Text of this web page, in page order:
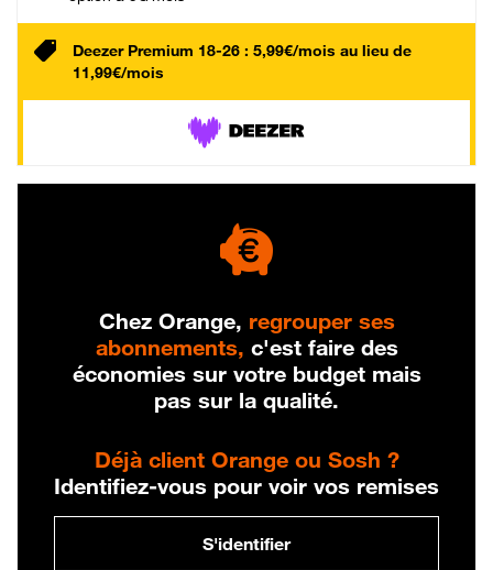
Deezer Premium 18-26 : 5,99€/mois au lieu de
11,99€/mois
Chez Orange, regrouper ses
abonnements, c'est faire des
économies sur votre budget mais
pas sur la qualité.
Déjà client Orange ou Sosh ?
Identifiez-vous pour voir vos remises
S'identifier